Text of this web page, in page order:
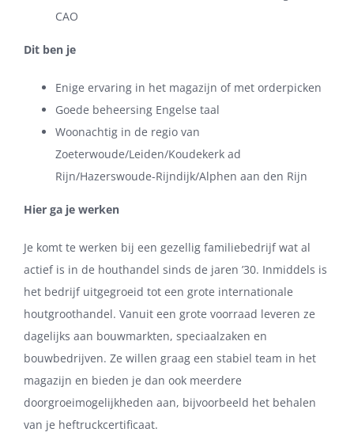
CAO
Dit ben je
Enige ervaring in het magazijn of met orderpicken
Goede beheersing Engelse taal
Woonachtig in de regio van
Zoeterwoude/Leiden/Koudekerk ad
Rijn/Hazerswoude-Rijndijk/Alphen aan den Rijn
Hier ga je werken
Je komt te werken bij een gezellig familiebedrijf wat al
actief is in de houthandel sinds de jaren ’30. Inmiddels is
het bedrijf uitgegroeid tot een grote internationale
houtgroothandel. Vanuit een grote voorraad leveren ze
dagelijks aan bouwmarkten, speciaalzaken en
bouwbedrijven. Ze willen graag een stabiel team in het
magazijn en bieden je dan ook meerdere
doorgroeimogelijkheden aan, bijvoorbeeld het behalen
van je heftruckcertificaat.